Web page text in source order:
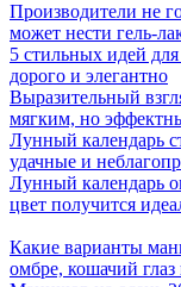
Производители не
может нести гель-
5 стильных идей
дорого и элегантно
Выразительный
мягким, но
Лунный календарь
удачные и
Лунный календарь
цвет получится
Какие варианты
омбре, кошачий